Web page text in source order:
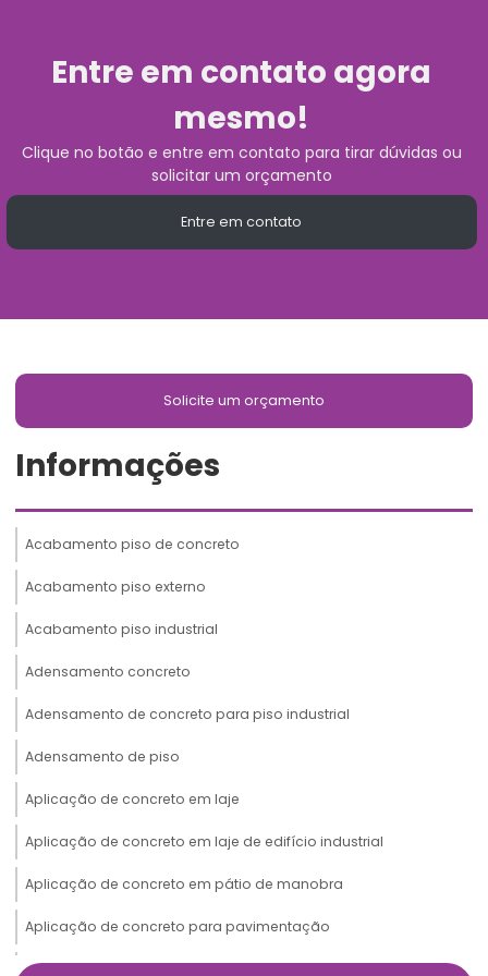
Entre em contato agora
mesmo!
Clique no botão e entre em contato para tirar dúvidas ou
solicitar um orçamento
Entre em contato
Solicite um orçamento
Informações
Acabamento piso de concreto
Acabamento piso externo
Acabamento piso industrial
Adensamento concreto
Adensamento de concreto para piso industrial
Adensamento de piso
Aplicação de concreto em laje
Aplicação de concreto em laje de edifício industrial
Aplicação de concreto em pátio de manobra
Aplicação de concreto para pavimentação
Aplicação de concreto para pavimentação portuário